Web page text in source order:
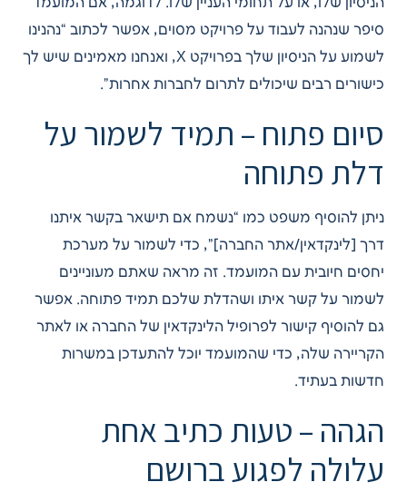
הניסיון שלו, או על תחומי העניין שלו. לדוגמה, אם המועמד
סיפר שנהנה לעבוד על פרויקט מסוים, אפשר לכתוב “נהנינו
לשמוע על הניסיון שלך בפרויקט X, ואנחנו מאמינים שיש לך
כישורים רבים שיכולים לתרום לחברות אחרות”.
סיום פתוח – תמיד לשמור על
דלת פתוחה
ניתן להוסיף משפט כמו “נשמח אם תישאר בקשר איתנו
דרך [לינקדאין/אתר החברה]”, כדי לשמור על מערכת
יחסים חיובית עם המועמד. זה מראה שאתם מעוניינים
לשמור על קשר איתו ושהדלת שלכם תמיד פתוחה. אפשר
גם להוסיף קישור לפרופיל הלינקדאין של החברה או לאתר
הקריירה שלה, כדי שהמועמד יוכל להתעדכן במשרות
חדשות בעתיד.
הגהה – טעות כתיב אחת
עלולה לפגוע ברושם